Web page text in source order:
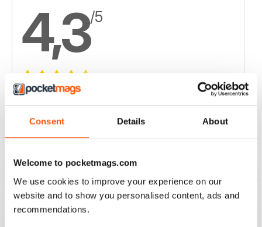
Consent Details About
Welcome to pocketmags.com
We use cookies to improve your experience on our
website and to show you personalised content, ads and
recommendations.
4,3/5
Basato su 4 Recensioni dei clienti